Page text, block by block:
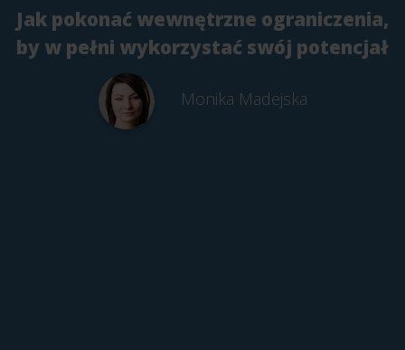
Jak pokonać wewnętrzne ograniczenia,
by w pełni wykorzystać swój potencjał
Monika Madejska